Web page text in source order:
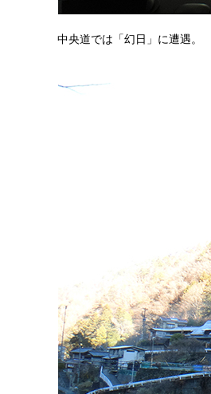
中央道では「幻日」に遭遇。